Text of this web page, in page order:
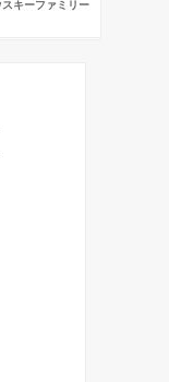
キーファミリー